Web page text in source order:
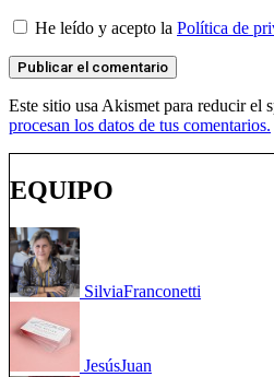
He leído y acepto la Política de
Este sitio usa Akismet para reducir el
procesan los datos de tus comentarios.
EQUIPO
SilviaFranconetti
JesúsJuan